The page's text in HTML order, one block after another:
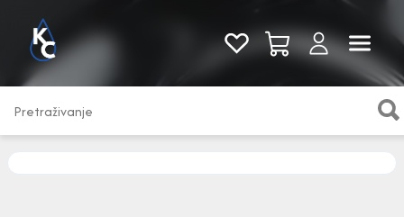
Pogledaj sve